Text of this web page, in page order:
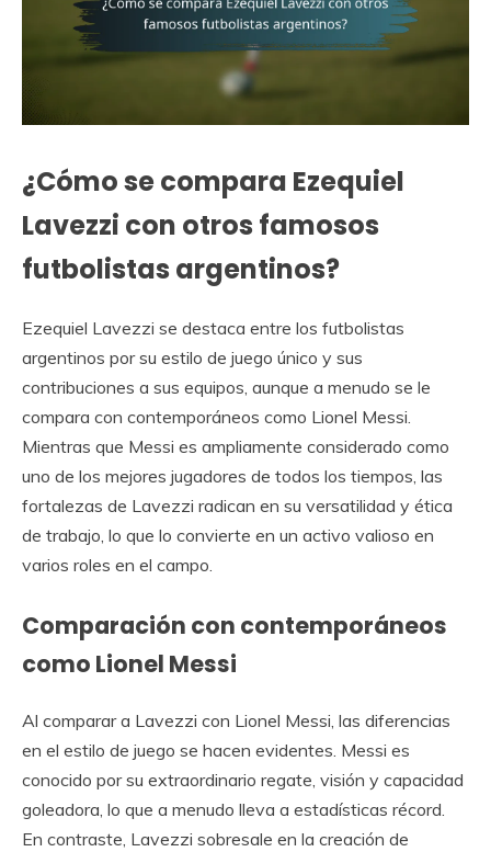
¿Cómo se compara Ezequiel
Lavezzi con otros famosos
futbolistas argentinos?
Ezequiel Lavezzi se destaca entre los futbolistas
argentinos por su estilo de juego único y sus
contribuciones a sus equipos, aunque a menudo se le
compara con contemporáneos como Lionel Messi.
Mientras que Messi es ampliamente considerado como
uno de los mejores jugadores de todos los tiempos, las
fortalezas de Lavezzi radican en su versatilidad y ética
de trabajo, lo que lo convierte en un activo valioso en
varios roles en el campo.
Comparación con contemporáneos
como Lionel Messi
Al comparar a Lavezzi con Lionel Messi, las diferencias
en el estilo de juego se hacen evidentes. Messi es
conocido por su extraordinario regate, visión y capacidad
goleadora, lo que a menudo lleva a estadísticas récord.
En contraste, Lavezzi sobresale en la creación de